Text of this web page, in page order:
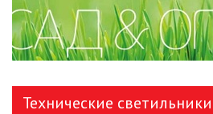
Технические